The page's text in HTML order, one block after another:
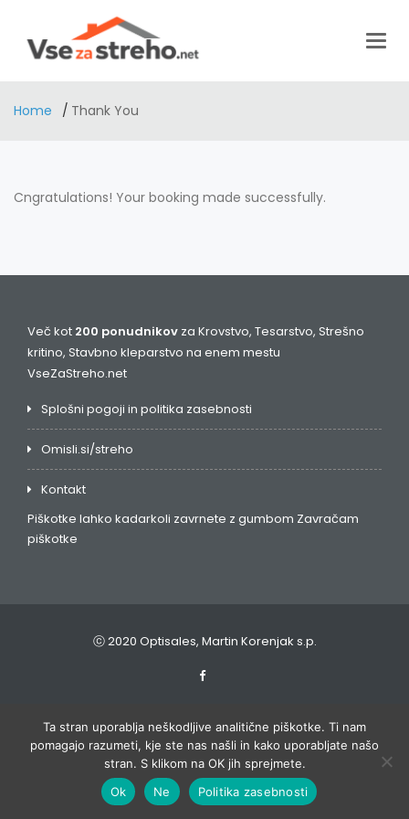
Home Thank You
Cngratulations! Your booking made successfully.
Več kot 200 ponudnikov za Krovstvo, Tesarstvo, Strešno
kritino, Stavbno kleparstvo na enem mestu
VseZaStreho.net
Splošni pogoji in politika zasebnosti
Omisli.si/streho
Kontakt
Piškotke lahko kadarkoli zavrnete z gumbom Zavračam
piškotke
ⓒ 2020 Optisales, Martin Korenjak s.p.
Ta stran uporablja neškodljive analitične piškotke. Ti nam
pomagajo razumeti, kje ste nas našli in kako uporabljate našo
stran. S klikom na OK jih sprejmete.
Ok
Ne Politika zasebnosti